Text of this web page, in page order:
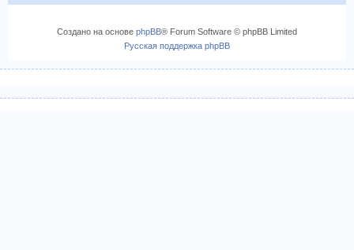
Создано на основе phpBB® Forum Software © phpBB Limited
Русская поддержка phpBB